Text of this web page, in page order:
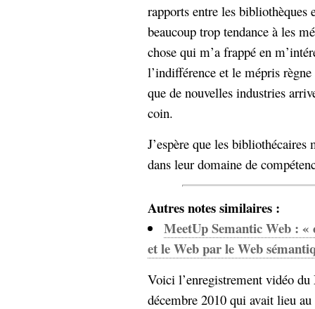
rapports entre les bibliothèques
beaucoup trop tendance à les
chose qui m’a frappé en
l’indifférence et le mépris
que de nouvelles industries
coin.
J’espère que les
dans leur domaine de
Autres notes similaires :
MeetUp Semantic Web :
et le Web par le Web
Voici l’enregistrement vidéo
décembre 2010 qui avait lieu